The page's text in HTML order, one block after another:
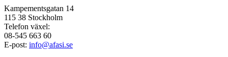
Kampementsgatan 14
115 38 Stockholm
Telefon växel:
08-545 663 60
E-post: info@afasi.se